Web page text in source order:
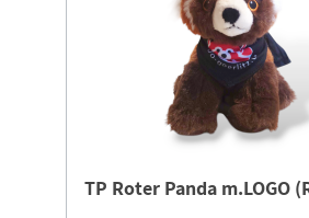
TP Roter Panda m.LOGO